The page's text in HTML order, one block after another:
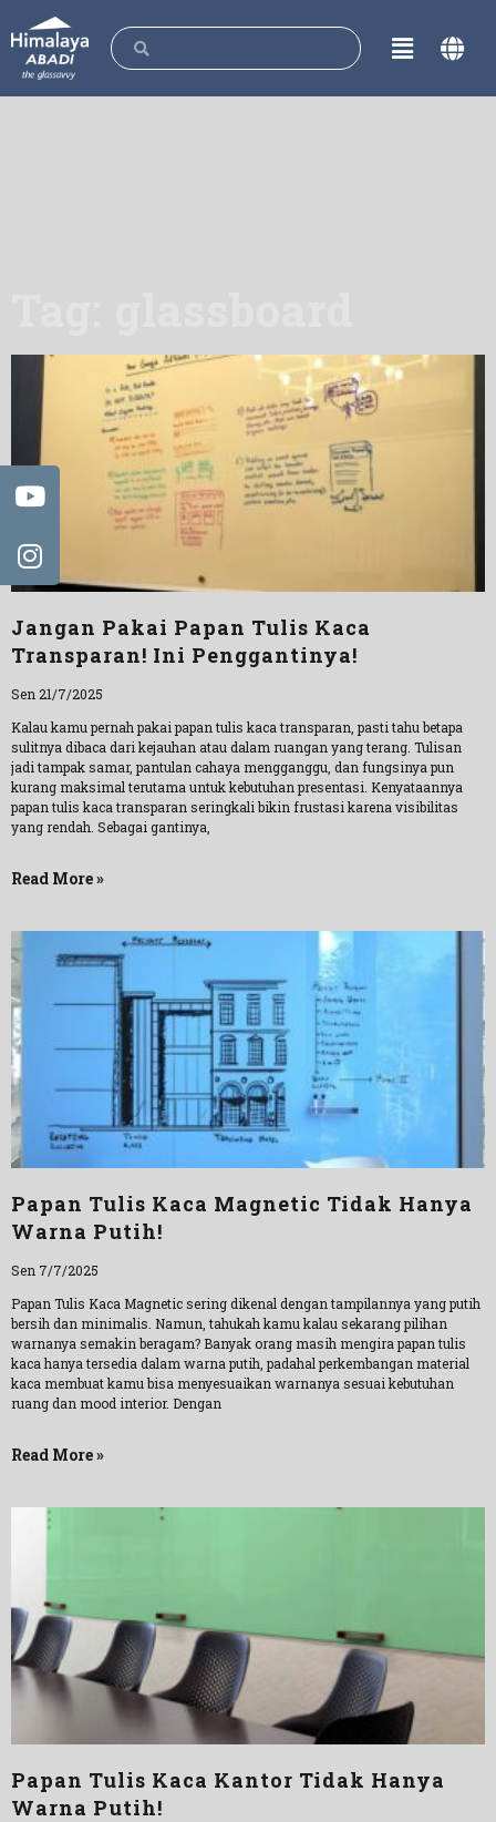
Jangan Pakai Papan Tulis Kaca
Transparan! Ini Penggantinya!
Sen 21/7/2025
Kalau kamu pernah pakai papan tulis kaca transparan, pasti tahu betapa
sulitnya dibaca dari kejauhan atau dalam ruangan yang terang. Tulisan
jadi tampak samar, pantulan cahaya mengganggu, dan fungsinya pun
kurang maksimal terutama untuk kebutuhan presentasi. Kenyataannya
papan tulis kaca transparan seringkali bikin frustasi karena visibilitas
yang rendah. Sebagai gantinya,
Read More »
Papan Tulis Kaca Magnetic Tidak Hanya
Warna Putih!
Sen 7/7/2025
Papan Tulis Kaca Magnetic sering dikenal dengan tampilannya yang putih
bersih dan minimalis. Namun, tahukah kamu kalau sekarang pilihan
warnanya semakin beragam? Banyak orang masih mengira papan tulis
kaca hanya tersedia dalam warna putih, padahal perkembangan material
kaca membuat kamu bisa menyesuaikan warnanya sesuai kebutuhan
ruang dan mood interior. Dengan
Read More »
Papan Tulis Kaca Kantor Tidak Hanya
Warna Putih!